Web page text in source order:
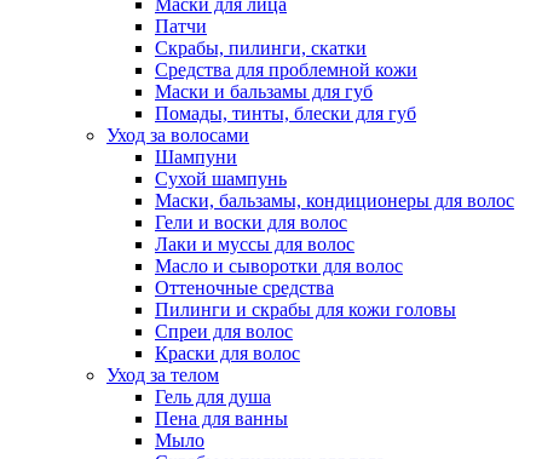
Маски для лица
Патчи
Скрабы, пилинги, скатки
Средства для проблемной кожи
Маски и бальзамы для губ
Помады, тинты, блески для губ
Уход за волосами
Шампуни
Сухой шампунь
Маски, бальзамы, кондиционеры для волос
Гели и воски для волос
Лаки и муссы для волос
Масло и сыворотки для волос
Оттеночные средства
Пилинги и скрабы для кожи головы
Спреи для волос
Краски для волос
Уход за телом
Гель для душа
Пена для ванны
Мыло